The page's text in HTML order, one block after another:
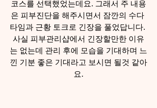
코스를 선택했었는데요. 그래서 주 내용
은 피부진단을 해주시면서 잠깐의 수다
타임과 근황 토크로 긴장을 풀었답니다.
사실 피부관리샵에서 긴장할만한 이유
는 없는데 관리 후에 모습을 기대하며 느
낀 기분 좋은 기대라고 보시면 될것 같아
요.